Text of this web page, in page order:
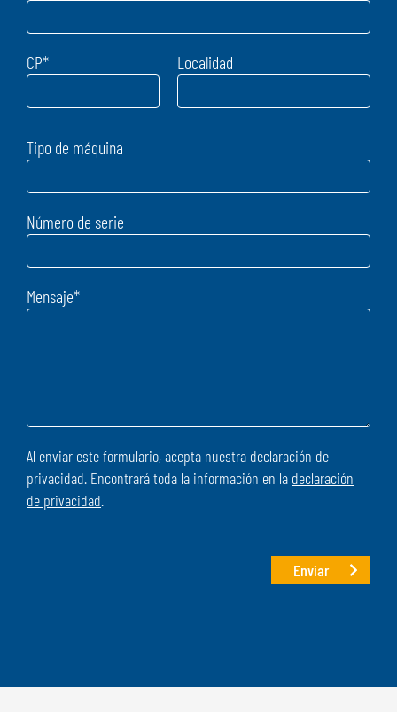
CP* Localidad
Tipo de máquina
Número de serie
Mensaje*
Al enviar este formulario, acepta nuestra declaración de
privacidad. Encontrará toda la información en la declaración
de privacidad.
Enviar